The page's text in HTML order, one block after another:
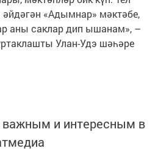
«Адымнар» мәктәбе,
аны саклар дип ышанам», –
Улан-Удэ шәһәре
и интересным в